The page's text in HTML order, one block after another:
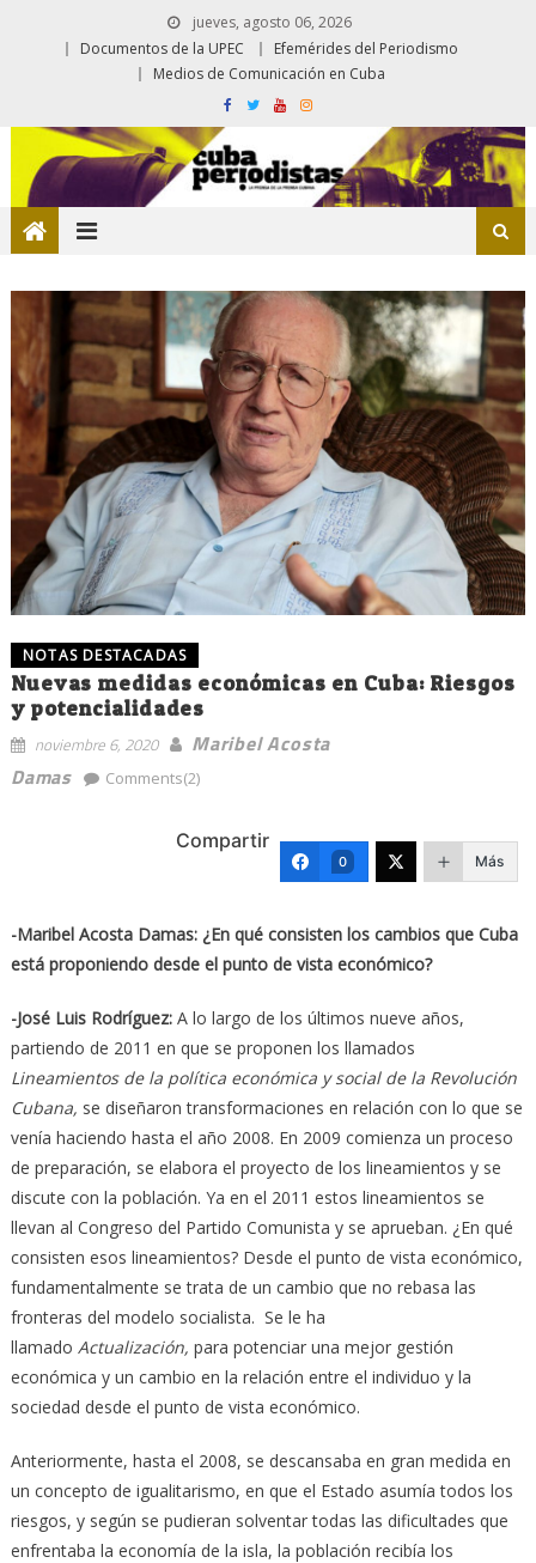
jueves, agosto 06, 2026
Documentos de la UPEC
Efemérides del Periodismo
Medios de Comunicación en Cuba
NOTAS DESTACADAS
Nuevas medidas económicas en Cuba: Riesgos
y potencialidades
noviembre 6, 2020
Maribel Acosta
Damas
Comments(2)
Compartir
0 Más
-Maribel Acosta Damas: ¿En qué consisten los cambios que Cuba
está proponiendo desde el punto de vista económico?
-José Luis Rodríguez:A lo largo de los últimos nueve años,
partiendo de 2011 en que se proponen los llamados
Lineamientos de la política económica y social de la Revolución
Cubana, se diseñaron transformaciones en relación con lo que se
venía haciendo hasta el año 2008. En 2009 comienza un proceso
de preparación, se elabora el proyecto de los lineamientos y se
discute con la población. Ya en el 2011 estos lineamientos se
llevan al Congreso del Partido Comunista y se aprueban. ¿En qué
consisten esos lineamientos? Desde el punto de vista económico,
fundamentalmente se trata de un cambio que no rebasa las
fronteras del modelo socialista. Se le ha
llamado Actualización, para potenciar una mejor gestión
económica y un cambio en la relación entre el individuo y la
sociedad desde el punto de vista económico.
Anteriormente, hasta el 2008, se descansaba en gran medida en
un concepto de igualitarismo, en que el Estado asumía todos los
riesgos, y según se pudieran solventar todas las dificultades que
enfrentaba la economía de la isla, la población recibía los